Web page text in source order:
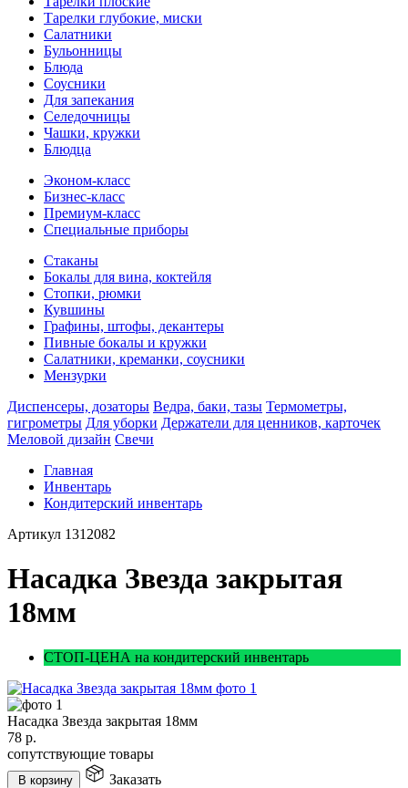
Тарелки глубокие, миски
Салатники
Бульонницы
Блюда
Соусники
Для запекания
Селедочницы
Чашки, кружки
Блюдца
Эконом-класс
Бизнес-класс
Премиум-класс
Специальные приборы
Стаканы
Бокалы для вина, коктейля
Стопки, рюмки
Кувшины
Графины, штофы, декантеры
Пивные бокалы и кружки
Салатники, креманки, соусники
Мензурки
Диспенсеры, дозаторы Ведра, баки, тазы Термометры,
гигрометры Для уборки Держатели для ценников, карточек
Меловой дизайн Свечи
Главная
Инвентарь
Кондитерский инвентарь
Артикул 1312082
Насадка Звезда закрытая
18мм
СТОП-ЦЕНА на кондитерский инвентарь
Насадка Звезда закрытая 18мм
78 р.
сопутствующие товары
В корзину
Заказать